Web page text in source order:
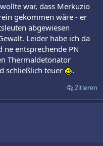
war, dass Merkuzio
gekommen wäre - er
abgewiesen
Leider habe ich da
entsprechende PN
Thermaldetonator
schließlich teuer
.
Zitieren